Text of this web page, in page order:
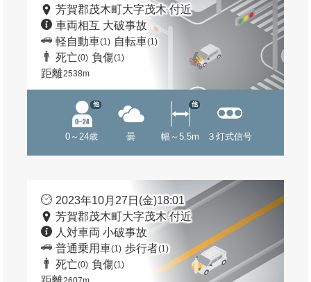
芳賀郡茂木町大字茂木 付近
車両相互 大破事故
軽自動車(1) 自転車(1)
死亡(0) 負傷(1)
距離2538m
0～24歳
他
曇 幅～5.5m
他
３灯式信号
2023年10月27日(金)18:01
芳賀郡茂木町大字茂木 付近
人対車両 小破事故
普通乗用車(1) 歩行者(1)
死亡(0) 負傷(1)